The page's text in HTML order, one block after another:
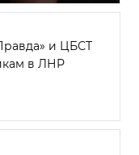
и ЦБСТ
в ЛНР